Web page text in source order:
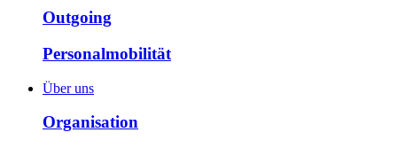
Outgoing
Personalmobilität
Über uns
Organisation